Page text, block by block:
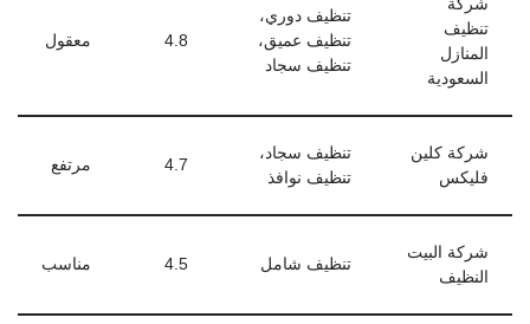
شركة
تنظيف
المنازل
السعودية
تنظيف دوري،
تنظيف عميق،
تنظيف سجاد
4.8 معقول
شركة كلين
فليكس
تنظيف سجاد،
تنظيف نوافذ
4.7 مرتفع
شركة البيت
النظيف
تنظيف شامل 4.5 مناسب